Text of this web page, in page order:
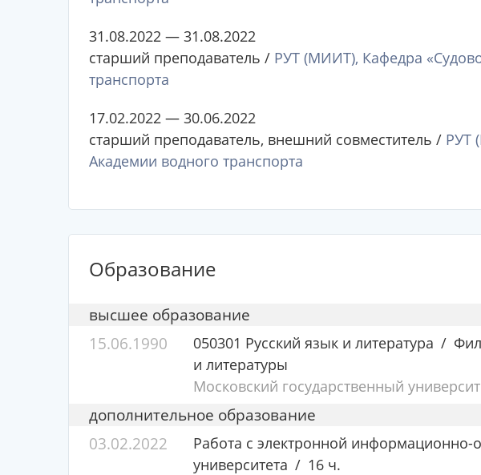
31.08.2022 — 31.08.2022
старший преподаватель / РУТ (МИИТ), Кафедра
транспорта
17.02.2022 — 30.06.2022
старший преподаватель, внешний совместитель / РУТ
Академии водного транспорта
Образование
высшее образование
15.06.1990
050301 Русский язык и литература
и литературы
Московский государственный
дополнительное образование
03.02.2022
Работа с электронной информационно-
университета
16 ч.